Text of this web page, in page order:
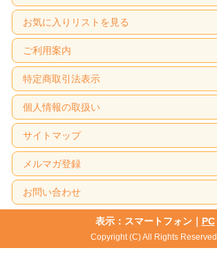
お気に入りリストを見る
ご利用案内
特定商取引法表示
個人情報の取扱い
サイトマップ
メルマガ登録
お問い合わせ
表示：スマートフォン｜ PC
Copyright (C) All Rights Reserved.